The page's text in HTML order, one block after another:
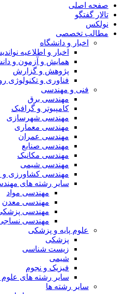
صفحه اصلی
تالار گفتگو
نولکس
مطالب تخصصی
اخبار و دانشگاه
اخبار و اطلاعیه نواندیشان
همایش و آزمون و دانشگاه
پژوهش و گزارش
فناوری و تکنولوژی روز
فنی و مهندسی
مهندسی برق
کامپیوتر و گرافیک
مهندسی شهرسازی
مهندسی معماری
مهندسی عمران
مهندسی صنایع
مهندسی مکانیک
مهندسی شیمی
مهندسی کشاورزی و
سایر رشته های مهندسی
مهندسی مواد
مهندسی معدن
مهندسی پزشکی
مهندسی نساجی
علوم پایه و پزشکی
پزشکی
زیست شناسی
شیمی
فیزیک و نجوم
سایر رشته های علوم پایه
سایر رشته ها